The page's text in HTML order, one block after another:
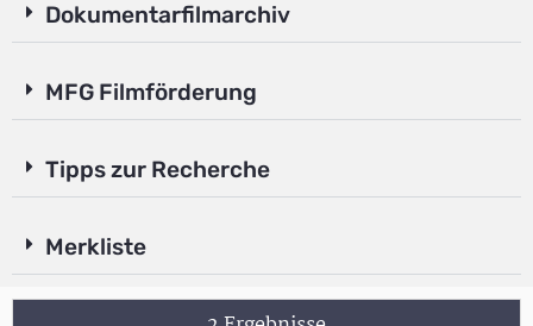
Dokumentarfilmarchiv
MFG Filmförderung
Tipps zur Recherche
Merkliste